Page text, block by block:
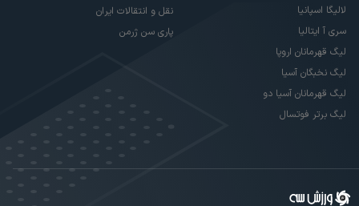
لالیگا اسپانیا
سری آ ایتالیا
لیگ قهرمانان اروپا
لیگ نخبگان آسیا
لیگ قهرمانان آسیا دو
لیگ برتر فوتسال
نقل و انتقالات ایران
پاری سن ژرمن